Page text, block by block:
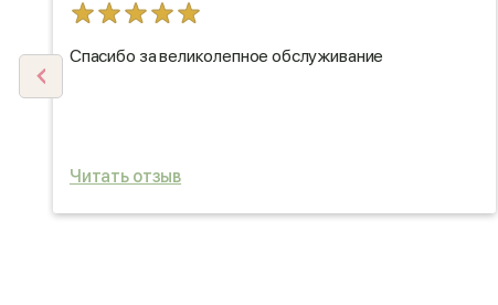
Спасибо за великолепное обслуживание
Читать отзыв